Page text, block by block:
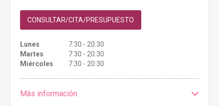
CONSULTAR/CITA/PRESUPUESTO
Lunes
7:30 - 20:30
Martes
7:30 - 20:30
Miércoles
7:30 - 20:30
Más información